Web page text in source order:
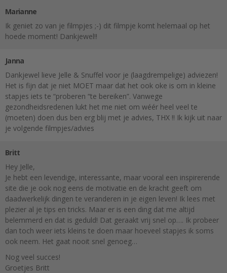
Marianne
Ik geniet zo van je filmpjes ;-) dit filmpje komt helemaal op het
hoede moment! Dankjewel!!
Janna
Dankjewel lieve Jelle & Snuffel voor je (laagdrempelige) adviezen!
Het is fijn dat je niet MOET maar dat het ook oke is om in kleine
stapjes iets te “proberen “te bereiken”. Vanwege
gezondheidsredenen lukt het me niet om wéér heel veel te
(moeten) doen dus ben erg blij met je advies, THX !! Ik kijk uit naar
je volgende filmpjes/advies
Britt
Hey Jelle,
Je hebt een levendige, interessante, maar vooral een inspirerende
site die je ook nog eens de motivatie en de kracht geeft om
daadwerkelijk dingen te veranderen in je eigen leven! Ik lees met
plezier al je tips en tricks. Maar er is een ding dat me altijd
belemmerd en dat is geduld! Dat geraakt vrij snel op…. Ik probeer
dan toch weer iets kleins te doen maar hoeveel stapjes ik soms
ook neem. Het gaat nooit snel genoeg…
Nog veel succes!
Groetjes Britt